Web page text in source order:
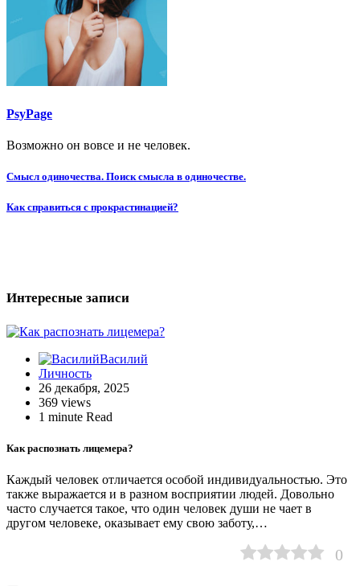
PsyPage
Возможно он вовсе и не человек.
Навигация
по
Смысл одиночества. Поиск смысла в одиночестве.
Как справиться с прокрастинацией?
Интересные записи
Василий
Личность
26 декабря, 2025
369 views
1 minute Read
Как распознать лицемера?
Каждый человек отличается особой индивидуальностью. Это
также выражается и в разном восприятии людей. Довольно
часто случается такое, что один человек души не чает в
другом человеке, оказывает ему свою заботу,…
0